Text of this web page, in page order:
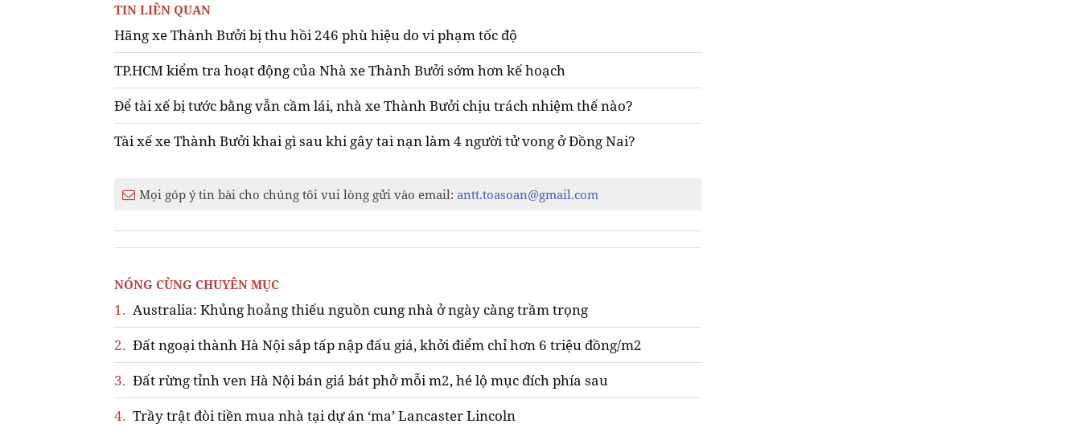
TIN LIÊN QUAN
Hãng xe Thành Bưởi bị thu hồi 246 phù hiệu do vi phạm tốc độ
TP.HCM kiểm tra hoạt động của Nhà xe Thành Bưởi sớm hơn kế hoạch
Để tài xế bị tước bằng vẫn cầm lái, nhà xe Thành Bưởi chịu trách nhiệm thế nào?
Tài xế xe Thành Bưởi khai gì sau khi gây tai nạn làm 4 người tử vong ở Đồng Nai?
Mọi góp ý tin bài cho chúng tôi vui lòng gửi vào email: antt.toasoan@gmail.com
NÓNG CÙNG CHUYÊN MỤC
1. Australia: Khủng hoảng thiếu nguồn cung nhà ở ngày càng trầm trọng
2. Đất ngoại thành Hà Nội sắp tấp nập đấu giá, khởi điểm chỉ hơn 6 triệu đồng/m2
3. Đất rừng tỉnh ven Hà Nội bán giá bát phở mỗi m2, hé lộ mục đích phía sau
4. Trầy trật đòi tiền mua nhà tại dự án ‘ma’ Lancaster Lincoln